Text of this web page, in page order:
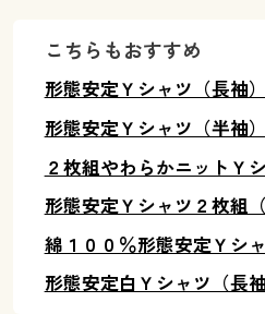
こちらもおすすめ
形態安定Ｙシャツ（長袖）
形態安定Ｙシャツ（半袖）
２枚組やわらかニットＹ
形態安定Ｙシャツ２枚組（
綿１００％形態安定Ｙシャ
形態安定白Ｙシャツ（長袖